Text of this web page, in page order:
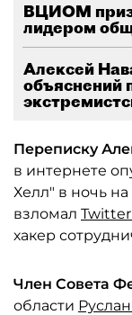
ВЦИОМ
лидером
Алексей
объяснений
Переписку
в интернете
Хелл" в ночь
взломал Twitter
хакер
Член Совета
области